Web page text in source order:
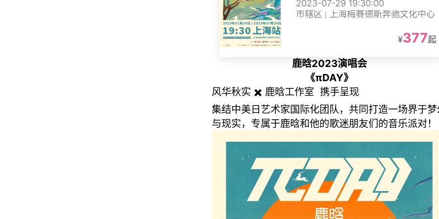
2023-07-29 19:30:00
市辖区 | 上海梅赛德斯奔驰文化中心
¥377起
鹿晗2023演唱会
《πDAY》
风华秋实 ✖️ 鹿晗工作室 携手呈现
集结中美日艺术家国际化团队，共同打造一场界于
与现实，专属于鹿晗和他的歌迷朋友们的音乐派对！